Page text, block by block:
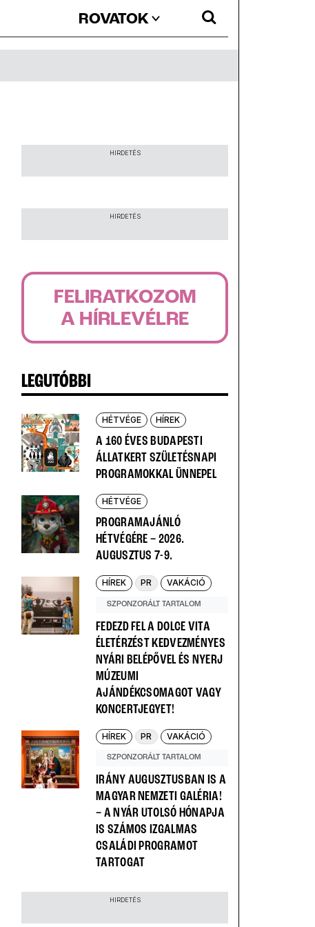
ROVATOK
HIRDETÉS
HIRDETÉS
FELIRATKOZOM
A HÍRLEVÉLRE
LEGUTÓBBI
HÉTVÉGE HÍREK
A 160 ÉVES BUDAPESTI
ÁLLATKERT SZÜLETÉSNAPI
PROGRAMOKKAL ÜNNEPEL
HÉTVÉGE
PROGRAMAJÁNLÓ
HÉTVÉGÉRE – 2026.
AUGUSZTUS 7-9.
HÍREK PR VAKÁCIÓ
SZPONZORÁLT TARTALOM
FEDEZD FEL A DOLCE VITA
ÉLETÉRZÉST KEDVEZMÉNYES
NYÁRI BELÉPŐVEL ÉS NYERJ
MÚZEUMI
AJÁNDÉKCSOMAGOT VAGY
KONCERTJEGYET!
HÍREK PR VAKÁCIÓ
SZPONZORÁLT TARTALOM
IRÁNY AUGUSZTUSBAN IS A
MAGYAR NEMZETI GALÉRIA!
– A NYÁR UTOLSÓ HÓNAPJA
IS SZÁMOS IZGALMAS
CSALÁDI PROGRAMOT
TARTOGAT
HIRDETÉS